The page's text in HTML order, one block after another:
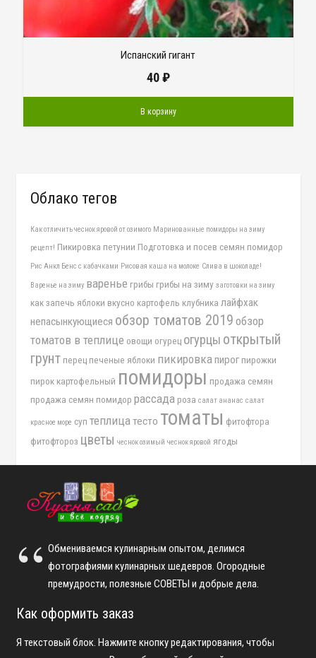
Испанский гигант
40₽
В корзину
Облако тегов
Как отличить чеснок яровой от озимого Маринованные помидоры на зиму
рецепт! Пикировка петунии Подготовка и посев семян помидор
Рис Анкл Бенс с кабачками Рисовая каша на молоке Слива в шоколаде!
Варенье на зиму варенье грибы грибы на зиму заготовки на зиму
как запечь яблоки вкусно картофель клубника лайфхак
непасынкующиеся обзор томатов 2019 обзор
томатов в теплице овощи огурец огурцы открытый
грунт перец печеные яблоки пикировкапирог пирожки
пирок картофельный помидоры продажа семян
продажа семян помидор рассада роза салат ананас салат
красное море суп теплицатесто томаты фитофтора
фитофтороз цветы чеснок озимый чеснок яровой ягоды
Обмениваемся кулинарным опытом, делимся
фотографиями кулинарных шедевров. Огородные
премудрости, полезные СОВЕТЫ и добрые дела.
Как оформить заказ
Я текстовый блок. Нажмите кнопку редактирования, чтобы